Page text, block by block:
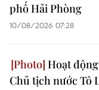
phố Hải Phòng
10/08/2026 07:28
Hoạt
Chủ tịch nước Tô